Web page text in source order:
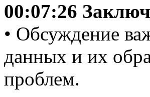
00:07:26
• Обсуждение
данных и их
проблем.